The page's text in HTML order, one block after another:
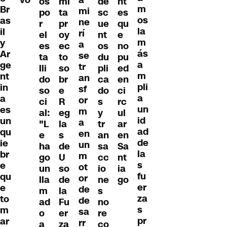
Br
as
il
y
Ar
ge
nt
in
a
es
un
qu
ie
br
e
qu
e
to
m
ar
po
r
el
es
ta
lli
do
so
ci
al:
"L
e
ha
go
un
lla
m
ad
o
a
ta
pr
oy
ec
to
so
br
e
R
eg
la
s
de
U
so
de
la
Fu
er
za
mi
ne
rí
a
se
tr
an
sf
or
m
a
en
un
m
ot
or
de
de
sa
rr
sc
ue
nt
os
du
pli
ca
do
s
y
tr
an
sa
cc
io
ne
s
no
re
co
es
qu
e
no
pu
ed
en
ci
rc
ul
ar
en
Sa
nt
ia
go
m
os
la
m
ás
a
m
pli
a
un
id
ad
de
la
s
fu
er
za
s
pr